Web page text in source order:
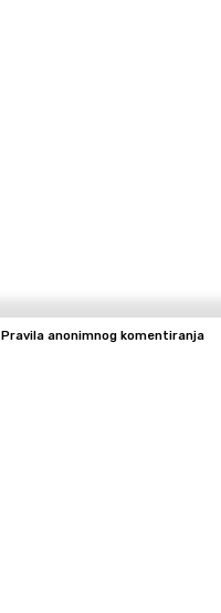
Pravila anonimnog komentiranja